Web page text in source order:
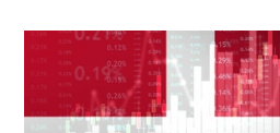
Billede